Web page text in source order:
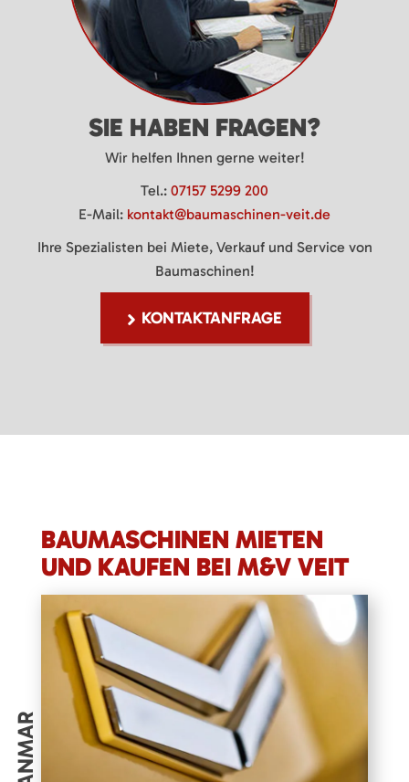
SIE HABEN FRAGEN?
Wir helfen Ihnen gerne weiter!
Tel.: 07157 5299 200
E-Mail: kontakt@baumaschinen-veit.de
Ihre Spezialisten bei Miete, Verkauf und Service von
Baumaschinen!
KONTAKTANFRAGE
BAUMASCHINEN MIETEN
UND KAUFEN BEI M&V VEIT
YANMAR